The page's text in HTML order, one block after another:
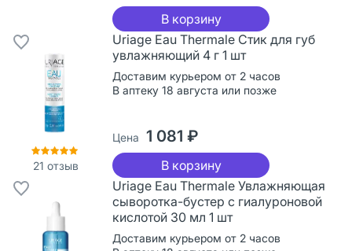
В корзину
21 отзыв
Uriage Eau Thermale Стик для губ
увлажняющий 4 г 1 шт
Доставим курьером от 2 часов
В аптеку 18 августа или позже
Цена 1 081 ₽
В корзину
Uriage Eau Thermale Увлажняющая
сыворотка-бустер с гиалуроновой
кислотой 30 мл 1 шт
Доставим курьером от 2 часов